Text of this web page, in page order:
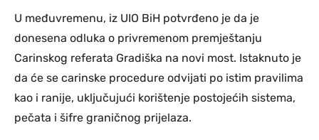
U međuvremenu, iz UIO BiH potvrđeno je da je
donesena odluka o privremenom premještanju
Carinskog referata Gradiška na novi most. Istaknuto je
da će se carinske procedure odvijati po istim pravilima
kao i ranije, uključujući korištenje postojećih sistema,
pečata i šifre graničnog prijelaza.